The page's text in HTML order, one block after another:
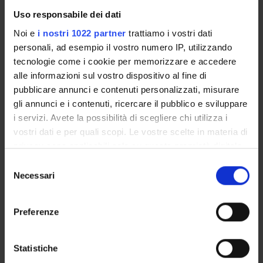
Uso responsabile dei dati
Noi e i nostri 1022 partner trattiamo i vostri dati
personali, ad esempio il vostro numero IP, utilizzando
tecnologie come i cookie per memorizzare e accedere
alle informazioni sul vostro dispositivo al fine di
pubblicare annunci e contenuti personalizzati, misurare
gli annunci e i contenuti, ricercare il pubblico e sviluppare
i servizi. Avete la possibilità di scegliere chi utilizza i
vostri dati e per quali scopi. Le vostre scelte in materia di
privacy sono applicabili solo su questa proprietà digitale
modificare o revocare il proprio consenso in qualsiasi
momento dalla Dichiarazione sui cookie o facendo clic
raccogliere informazioni sulla tua posizione
geografica, con un'approssimazione di qualche
delNecessari
Preferenze
Statistiche
Orario lezioni
Piani didattici
Calendario esami
Bacheca avvisi
Proposte tesi e stage
Organi collegiali e di governo
Docenti
OFFERTA FORMATIVA
CORSI DI STUDIO
Persone